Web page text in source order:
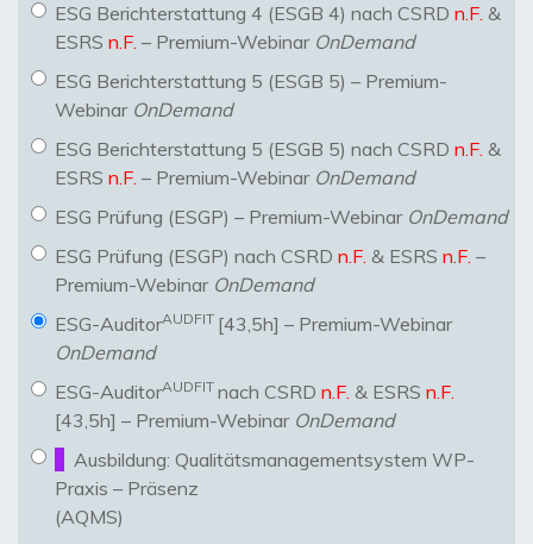
ESG Berichterstattung 4 (ESGB 4) nach CSRD n.F. &
ESRS n.F. – Premium-Webinar OnDemand
ESG Berichterstattung 5 (ESGB 5) – Premium-
Webinar OnDemand
ESG Berichterstattung 5 (ESGB 5) nach CSRD n.F. &
ESRS n.F. – Premium-Webinar OnDemand
ESG Prüfung (ESGP) – Premium-Webinar OnDemand
ESG Prüfung (ESGP) nach CSRD n.F. & ESRS n.F. –
Premium-Webinar OnDemand
ESG-AuditorAUDFIT [43,5h] – Premium-Webinar
OnDemand
ESG-AuditorAUDFIT nach CSRD n.F. & ESRS n.F.
[43,5h] – Premium-Webinar OnDemand
Ausbildung: Qualitätsmanagementsystem WP-
Praxis – Präsenz
(AQMS)